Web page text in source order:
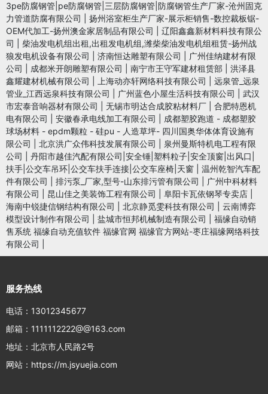
3pe防腐钢管|pe防腐钢管|三层防腐钢管|防腐钢管生产厂家-沧州固克
力管道防腐有限公司
扬州浴室柜生产厂家-展示柜销售-数控裁板锯-
OEM代加工-扬州澳金家居制品有限公司
辽阳鑫鑫新材料科技有限公
司
柴油发电机组出租,出租发电机组,潍柴柴油发电机组租赁-扬州战
狼发电机设备有限公司
济南恒达雕塑有限公司
广州佳纳建材有限
公司
成都米开朗雕塑有限公司 南宁市王守军建材租赁部
洪泽县
鑫耀建材机械有限公司
上海动亦轩网络科技有限公司
远泉管_远泉
管业_江西远泉科技有限公司
广州蓝色小屋生活科技有限公司
武汉
市宏泰音响器材有限公司
无锡市明达合成胶粘材料厂
合肥特恩机
电有限公司
安徽春承电线加工有限公司
成都塑胶跑道 - 成都塑胶
球场材料 - epdm颗粒 - 硅pu - 人造草坪- 四川国奥华体体育设施有
限公司
北京洪广众伟科技发展有限公司
泉州曼斯特机电工程有限
公司
丹阳市越佳汽配有限公司|安全锤|塑料粒子|安全顶窗|出风口|
扶手|公交车吊环|公交车扶手连接|公交车座椅|天窗
温州乾智汽车配
件有限公司
排污泵_厂家,型号-山东排污管有限公司
广州中科材料
有限公司
昆山佳之美装饰工程有限公司 阜阳卡瓦依钢琴专卖店
海南中锐捷信钢结构有限公司
北京静觅雯科技有限公司
云南博弈
模型设计制作有限公司
盐城市恒邦机械制造有限公司
福缘自动销
售系统 福缘自动充值软件 福缘官网 福缘官方网站-枣庄福缘网络科技
有限公司
服务热线
电话：13012345677
邮箱：1111112222@@163.com
地址：北京市人民路2号
网站：https://m.jsyuejia.com